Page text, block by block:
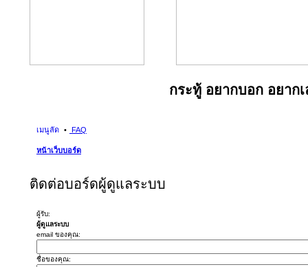
กระทู้ อยากบอก อยากเ
เมนูลัด FAQ
หน้าเว็บบอร์ด
ติดต่อบอร์ดผู้ดูแลระบบ
ผู้รับ:
ผู้ดูแลระบบ
email ของคุณ:
ชื่อของคุณ: